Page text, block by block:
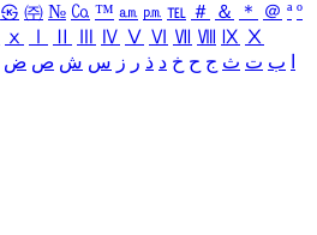
㉿ ㈜ № ㏇ ™ ㏂ ㏘ ℡ ＃ ＆ ＊ ＠ ª º
ⅹ Ⅳ Ⅴ Ⅵ Ⅶ Ⅷ Ⅸ Ⅹ
ب ت ث ج ح خ د ذ ر ز س ش ص ض